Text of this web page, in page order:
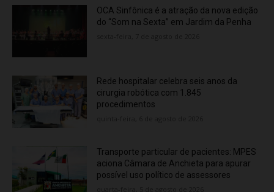
OCA Sinfônica é a atração da nova edição
do “Som na Sexta” em Jardim da Penha
Rede hospitalar celebra seis anos da
cirurgia robótica com 1.845
procedimentos
Transporte particular de pacientes: MPES
aciona Câmara de Anchieta para apurar
possível uso político de assessores